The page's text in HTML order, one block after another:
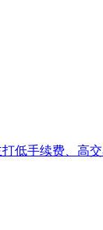
低手续费、高